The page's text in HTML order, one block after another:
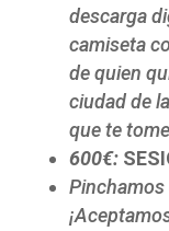
descarga
camiseta
de quien
ciudad de
que te
600€: